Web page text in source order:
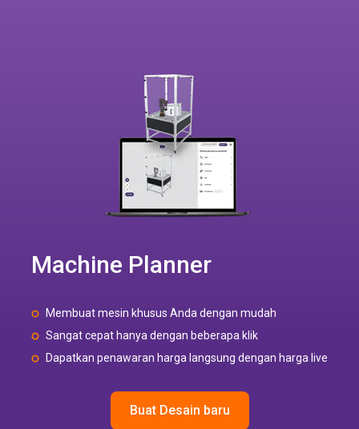
Machine Planner
Membuat mesin khusus Anda dengan mudah
Sangat cepat hanya dengan beberapa klik
Dapatkan penawaran harga langsung dengan harga live
Buat Desain baru